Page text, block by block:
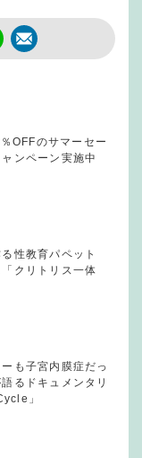
OFFのサマーセー
ンペーン実施中
性教育パペット
「クリトリス一体
も子宮内膜症だっ
るドキュメンタリ
」